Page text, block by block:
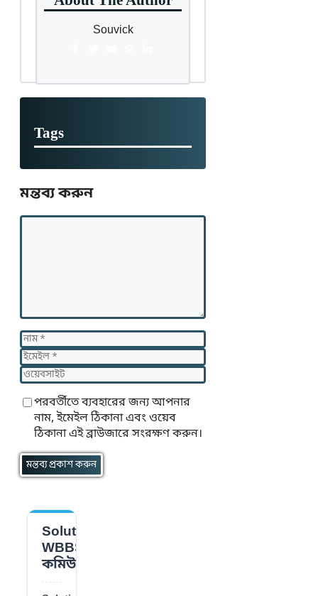
Souvick
Tags
মন্তব্য করুন
মন্তব্য
নাম
ইমেইল
ওয়েবসাইট
পরবর্তীতে ব্যবহারের জন্য আপনার
নাম, ইমেইল ঠিকানা এবং ওয়েব
ঠিকানা এই ব্রাউজারে সংরক্ষণ করুন।
Solution
WBBSE
কমিউনিটি